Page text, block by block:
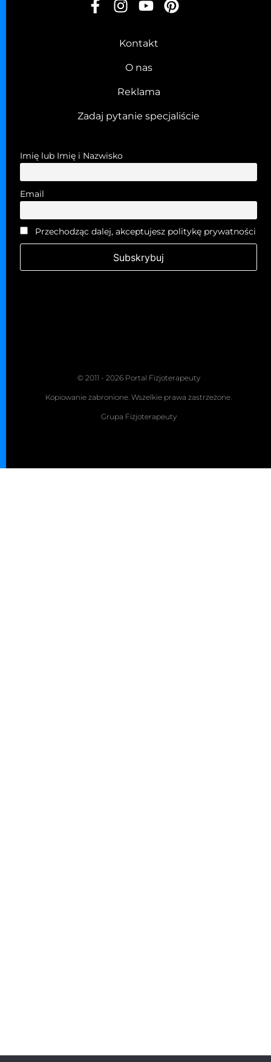
Kontakt
O nas
Reklama
Zadaj pytanie specjaliście
Imię lub Imię i Nazwisko
Email
Przechodząc dalej, akceptujesz politykę prywatności
© 2011 - 2026 Portal Fizjoterapeuty
Kopiowanie zabronione. Wszelkie prawa zastrzeżone.
Grupa Fizjoterapeuty